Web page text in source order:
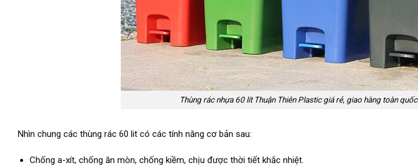
Thùng rác nhựa 60 lít Thuận Thiên Plastic giá rẻ, giao hàng toàn quốc
Nhìn chung các thùng rác 60 lit có các tính năng cơ bản sau:
Chống a-xít, chống ăn mòn, chống kiềm, chịu được thời tiết khắc nhiệt.